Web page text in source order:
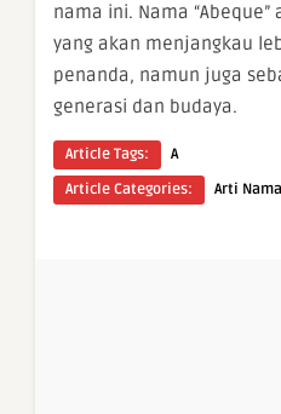
nama ini. Nama
yang akan menjangkau
penanda, namun juga
generasi dan budaya.
Article Tags:
A
Article Categories:
Arti Nama